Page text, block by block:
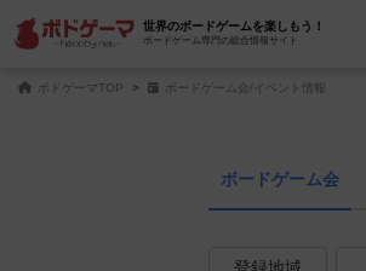
世界のボードゲームを楽しもう！
ボードゲーム専門の総合情報サイト
ボドゲーマTOP ボードゲーム会/イベント情報
ボードゲーム会